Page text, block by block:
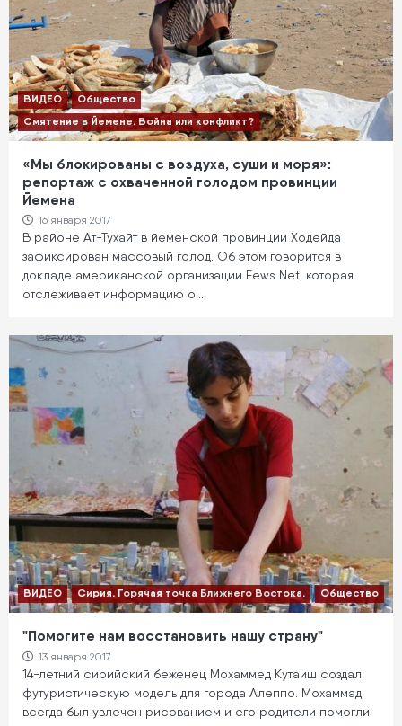
ВИДЕО
Общество
Смятение в Йемене. Война или конфликт?
«Мы блокированы с воздуха, суши и моря»:
репортаж с охваченной голодом провинции
Йемена
16 января 2017
В районе Ат-Тухайт в йеменской провинции Ходейда
зафиксирован массовый голод. Об этом говорится в
докладе американской организации Fews Net, которая
отслеживает информацию о…
ВИДЕО Сирия. Горячая точка Ближнего Востока. Общество
"Помогите нам восстановить нашу страну"
13 января 2017
14-летний сирийский беженец Мохаммед Кутаиш создал
футуристическую модель для города Алеппо. Мохаммад
всегда был увлечен рисованием и его родители помогли